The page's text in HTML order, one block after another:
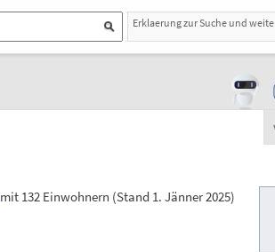
Erklaerung zur Suche und
mit 132 Einwohnern (Stand 1. Jänner 2025)